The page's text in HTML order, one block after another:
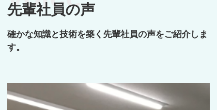
先輩社員の声
確かな知識と技術を築く先輩社員の声をご紹介しま
す。